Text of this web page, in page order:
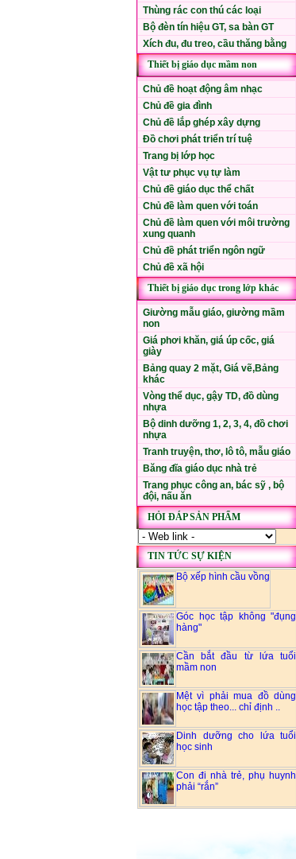
Thùng rác con thú các loại
Bộ đèn tín hiệu GT, sa bàn GT
Xích đu, đu treo, cầu thăng bằng
Thiết bị giáo dục mầm non
Chủ đề hoạt động âm nhạc
Chủ đề gia đình
Chủ đề lắp ghép xây dựng
Đồ chơi phát triển trí tuệ
Trang bị lớp học
Vật tư phục vụ tự làm
Chủ đề giáo dục thể chất
Chủ đề làm quen với toán
Chủ đề làm quen với môi trường
xung quanh
Chủ đề phát triển ngôn ngữ
Chủ đề xã hội
Thiết bị giáo dục trong lớp khác
Giường mẫu giáo, giường mầm
non
Giá phơi khăn, giá úp cốc, giá
giày
Bảng quay 2 mặt, Giá vẽ,Bảng
khác
Vòng thể dục, gậy TD, đồ dùng
nhựa
Bộ dinh dưỡng 1, 2, 3, 4, đồ chơi
nhựa
Tranh truyện, thơ, lô tô, mẫu giáo
Băng đĩa giáo dục nhà trẻ
Trang phục công an, bác sỹ , bộ
đội, nấu ăn
HỎI ĐÁP SẢN PHẨM
TIN TỨC SỰ KIỆN
Bộ xếp hình cầu vồng
Góc học tập không "đụng
hàng"
Cần bắt đầu từ lứa tuổi
mầm non
Mệt vì phải mua đồ dùng
học tập theo... chỉ định ..
Dinh dưỡng cho lứa tuổi
học sinh
Con đi nhà trẻ, phụ huynh
phải “rắn”